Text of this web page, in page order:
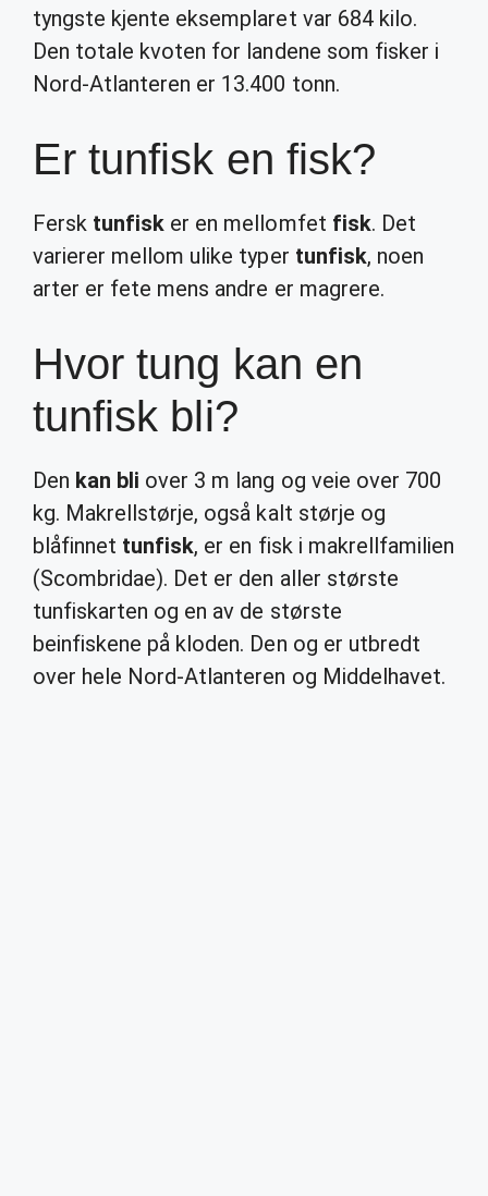
tyngste kjente eksemplaret var 684 kilo.
Den totale kvoten for landene som fisker i
Nord-Atlanteren er 13.400 tonn.
Er tunfisk en fisk?
Fersk tunfisk er en mellomfet fisk. Det
varierer mellom ulike typer tunfisk, noen
arter er fete mens andre er magrere.
Hvor tung kan en
tunfisk bli?
Den kan bli over 3 m lang og veie over 700
kg. Makrellstørje, også kalt størje og
blåfinnet tunfisk, er en fisk i makrellfamilien
(Scombridae). Det er den aller største
tunfiskarten og en av de største
beinfiskene på kloden. Den og er utbredt
over hele Nord-Atlanteren og Middelhavet.